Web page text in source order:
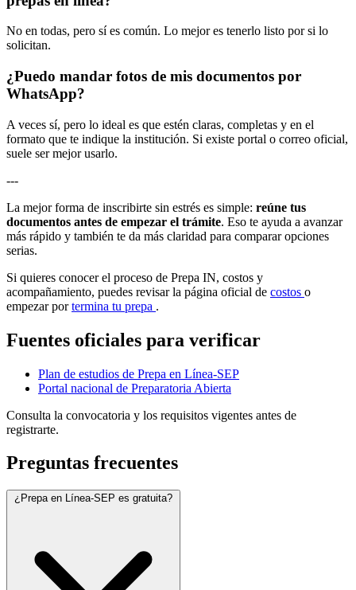
No en todas, pero sí es común. Lo mejor es tenerlo listo por si lo
solicitan.
¿Puedo mandar fotos de mis documentos por
WhatsApp?
A veces sí, pero lo ideal es que estén claras, completas y en el
formato que te indique la institución. Si existe portal o correo oficial,
suele ser mejor usarlo.
---
La mejor forma de inscribirte sin estrés es simple: reúne tus
documentos antes de empezar el trámite. Eso te ayuda a avanzar
más rápido y también te da más claridad para comparar opciones
serias.
Si quieres conocer el proceso de Prepa IN, costos y
acompañamiento, puedes revisar la página oficial de costos o
empezar portermina tu prepa .
Fuentes oficiales para verificar
Plan de estudios de Prepa en Línea-SEP
Portal nacional de Preparatoria Abierta
Consulta la convocatoria y los requisitos vigentes antes de
registrarte.
Preguntas frecuentes
¿Prepa en Línea-SEP es gratuita?